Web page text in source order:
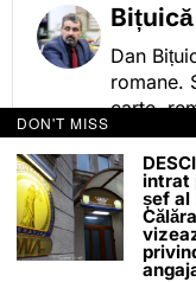
Dan
romane.
carte,
cotidian
spre
Prin
ofere
relevant,
DON'T MISS
intrat
șef al